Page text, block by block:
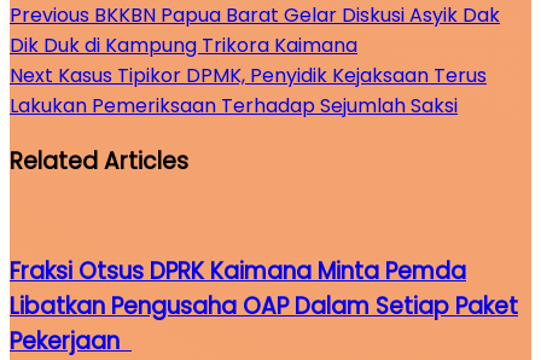
Previous BKKBN Papua Barat Gelar Diskusi Asyik Dak
Dik Duk di Kampung Trikora Kaimana
Next Kasus Tipikor DPMK, Penyidik Kejaksaan Terus
Lakukan Pemeriksaan Terhadap Sejumlah Saksi
Related Articles
Fraksi Otsus DPRK Kaimana Minta Pemda
Libatkan Pengusaha OAP Dalam Setiap Paket
Pekerjaan